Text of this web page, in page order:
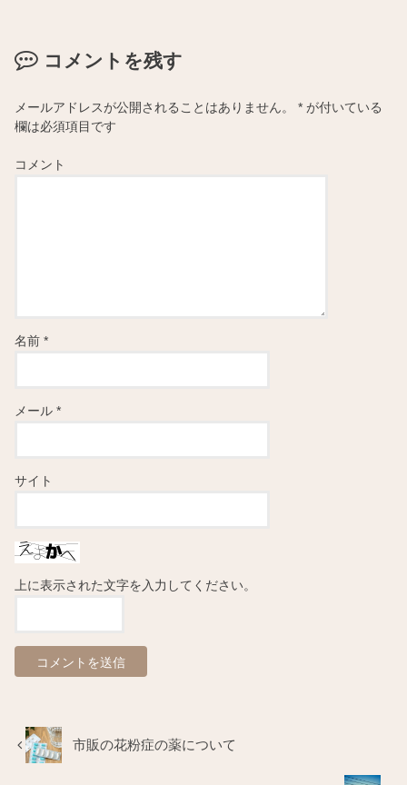
コメントを残す
メールアドレスが公開されることはありません。 * が付いている
欄は必須項目です
コメント
名前*
メール*
サイト
上に表示された文字を入力してください。
市販の花粉症の薬について